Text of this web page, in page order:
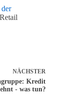
NÄCHSTER
Kredit
- was tun?